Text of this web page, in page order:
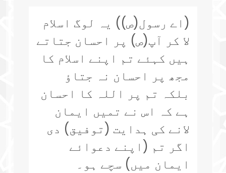
(اے رسول(ص)) یہ لوگ اسلام
لا کر آپ(ص) پر احسان جتاتے
ہیں کہئے تم اپنے اسلام کا
مجھ پر احسان نہ جتاؤ
بلکہ تم پر اللہ کا احسان
ہے کہ اس نے تمیں ایمان
لانے کی ہدایت (توفیق) دی
اگر تم (اپنے دعوائے
ایمان میں) سچے ہو۔